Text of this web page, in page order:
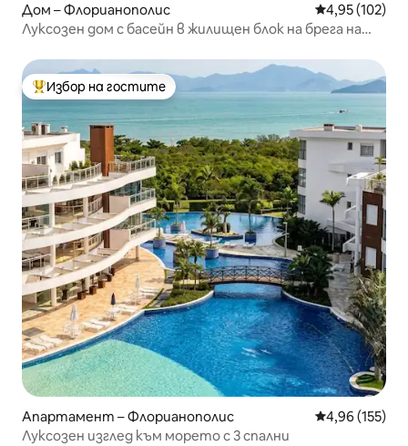
Дом – Флорианополис Средна
4,95 (102)
Луксозен дом с басейн в жилищен блок на брега на
Най-популярен избор на гостите
Избор на гостите
Апартамент – Флорианополис Средна
4,96 (155)
Луксозен изглед към морето с 3 спални